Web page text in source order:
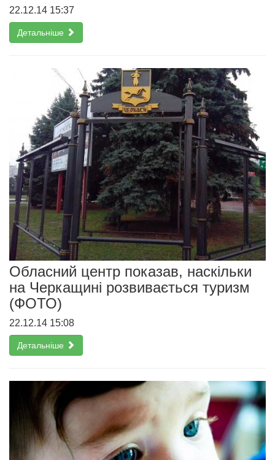
22.12.14 15:37
Детальніше
Обласний центр показав, наскільки
на Черкащині розвивається туризм
(ФОТО)
22.12.14 15:08
Детальніше